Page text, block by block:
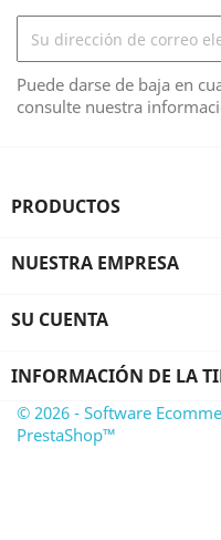
Puede darse de baja en
consulte nuestra
PRODUCTOS
NUESTRA EMPRESA
SU CUENTA
INFORMACIÓN DE LA
© 2026 - Software
PrestaShop™